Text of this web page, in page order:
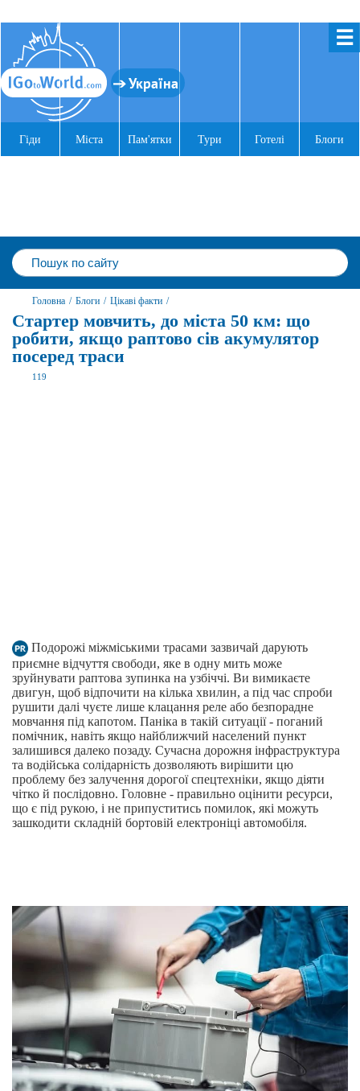
☰
Україна
Гіди Міста Пам'ятки Тури Готелі Блоги
Головна / Блоги / Цікаві факти /
Стартер мовчить, до міста 50 км: що
робити, якщо раптово сів акумулятор
посеред траси
119
Подорожі міжміськими трасами зазвичай дарують
приємне відчуття свободи, яке в одну мить може
зруйнувати раптова зупинка на узбіччі. Ви вимикаєте
двигун, щоб відпочити на кілька хвилин, а під час спроби
рушити далі чуєте лише клацання реле або безпорадне
мовчання під капотом. Паніка в такій ситуації - поганий
помічник, навіть якщо найближчий населений пункт
залишився далеко позаду. Сучасна дорожня інфраструктура
та водійська солідарність дозволяють вирішити цю
проблему без залучення дорогої спецтехніки, якщо діяти
чітко й послідовно. Головне - правильно оцінити ресурси,
що є під рукою, і не припуститись помилок, які можуть
зашкодити складній бортовій електроніці автомобіля.